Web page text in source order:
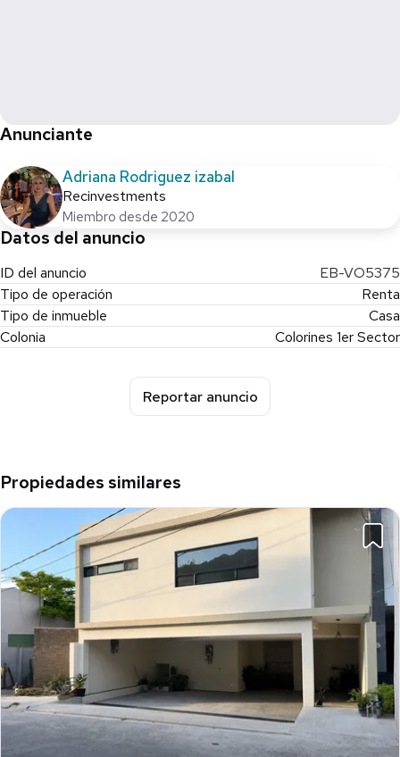
Anunciante
Adriana Rodriguez izabal
Recinvestments
Miembro desde 2020
Datos del anuncio
ID del anuncio
EB-VO5375
Tipo de operación
Renta
Tipo de inmueble
Casa
Colonia
Colorines 1er Sector
Reportar anuncio
Propiedades similares